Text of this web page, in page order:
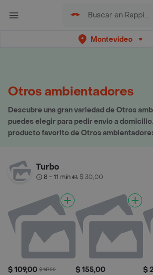
Montevideo
Otros ambientadores
Descubre una gran variedad de Otros
puedes elegir para pedir envio a
producto favorito de Otros
Turbo
8 - 11 min• $ 30,00
$ 109,00 $ 147,00 $ 155,00 $